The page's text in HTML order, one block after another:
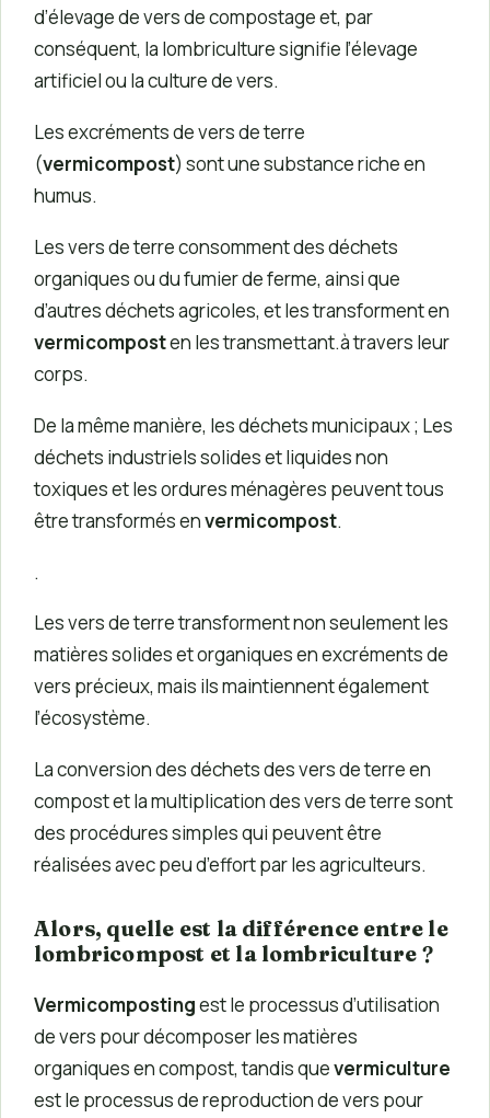
d’élevage de vers de compostage et, par
conséquent, la lombriculture signifie l’élevage
artificiel ou la culture de vers.
Les excréments de vers de terre
(vermicompost) sont une substance riche en
humus.
Les vers de terre consomment des déchets
organiques ou du fumier de ferme, ainsi que
d’autres déchets agricoles, et les transforment en
vermicomposten les transmettant.à travers leur
corps.
De la même manière, les déchets municipaux ; Les
déchets industriels solides et liquides non
toxiques et les ordures ménagères peuvent tous
être transformés envermicompost.
.
Les vers de terre transforment non seulement les
matières solides et organiques en excréments de
vers précieux, mais ils maintiennent également
l’écosystème.
La conversion des déchets des vers de terre en
compost et la multiplication des vers de terre sont
des procédures simples qui peuvent être
réalisées avec peu d’effort par les agriculteurs.
Alors, quelle est la différence entre le
lombricompost et la lombriculture ?
Vermicompostingest le processus d’utilisation
de vers pour décomposer les matières
organiques en compost, tandis quevermiculture
est le processus de reproduction de vers pour